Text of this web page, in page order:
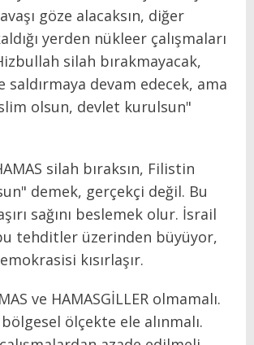
göze alacaksın, diğer
yerden nükleer çalışmaları
silah bırakmayacak,
saldırmaya devam edecek, ama
olsun, devlet kurulsun"
silah bıraksın, Filistin
demek, gerçekçi değil. Bu
sağını beslemek olur. İsrail
bu tehditler üzerinden büyüyor,
kısırlaşır.
ve HAMASGİLLER olmamalı.
ölçekte ele alınmalı.